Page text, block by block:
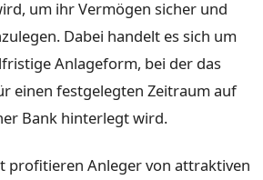
um ihr Vermögen sicher und
Dabei handelt es sich um
Anlageform, bei der das
einen festgelegten Zeitraum auf
Bank hinterlegt wird.
profitieren Anleger von attraktiven